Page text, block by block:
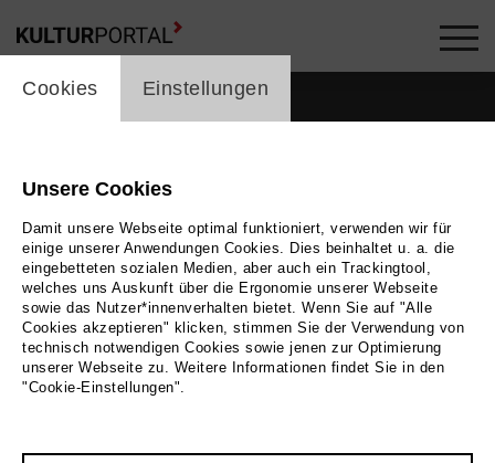
cookie_layer
Cookies Einstellungen
Unsere Cookies
Damit unsere Webseite optimal funktioniert, verwenden wir für
einige unserer Anwendungen Cookies. Dies beinhaltet u. a. die
eingebetteten sozialen Medien, aber auch ein Trackingtool,
welches uns Auskunft über die Ergonomie unserer Webseite
sowie das Nutzer*innenverhalten bietet. Wenn Sie auf "Alle
Cookies akzeptieren" klicken, stimmen Sie der Verwendung von
technisch notwendigen Cookies sowie jenen zur Optimierung
unserer Webseite zu. Weitere Informationen findet Sie in den
"Cookie-Einstellungen".